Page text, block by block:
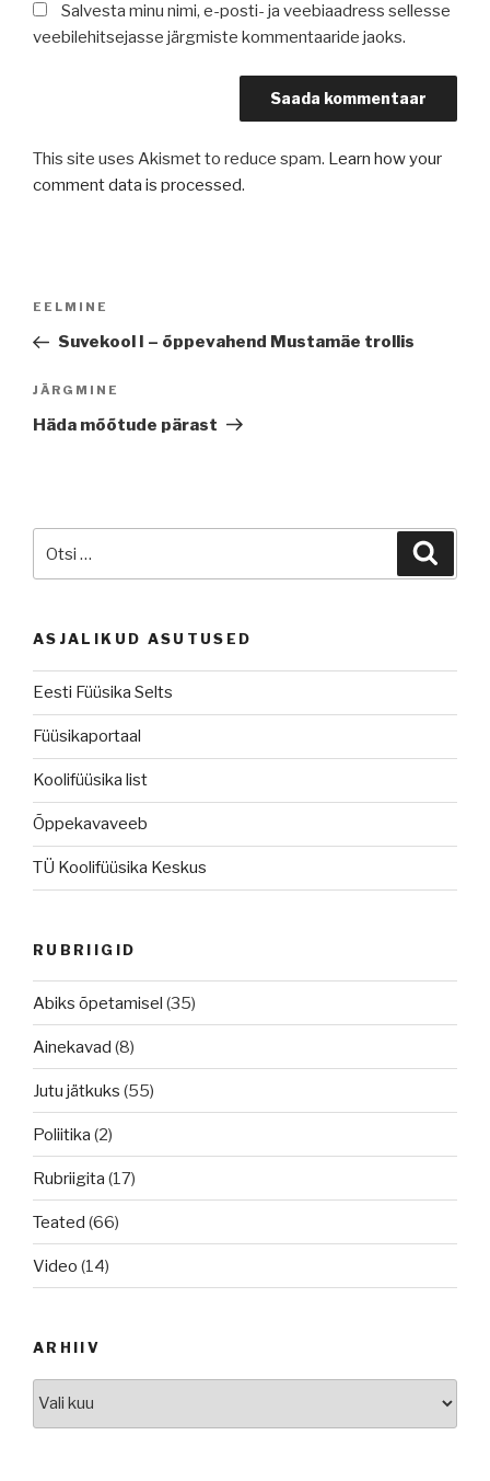
Salvesta minu nimi, e-posti- ja veebiaadress sellesse
veebilehitsejasse järgmiste kommentaaride jaoks.
This site uses Akismet to reduce spam. Learn how your
comment data is processed.
Previous
Post
EELMINE
Suvekool I – õppevahend Mustamäe trollis
Next
Post
JÄRGMINE
Häda mõõtude pärast
ASJALIKUD ASUTUSED
Eesti Füüsika Selts
Füüsikaportaal
Koolifüüsika list
Õppekavaveeb
TÜ Koolifüüsika Keskus
RUBRIIGID
Abiks õpetamisel (35)
Ainekavad (8)
Jutu jätkuks (55)
Poliitika (2)
Rubriigita (17)
Teated (66)
Video (14)
ARHIIV